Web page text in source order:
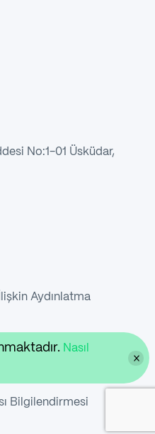
Nasıl
No:1-01 Üsküdar,
Aydınlatma
Bilgilendirmesi